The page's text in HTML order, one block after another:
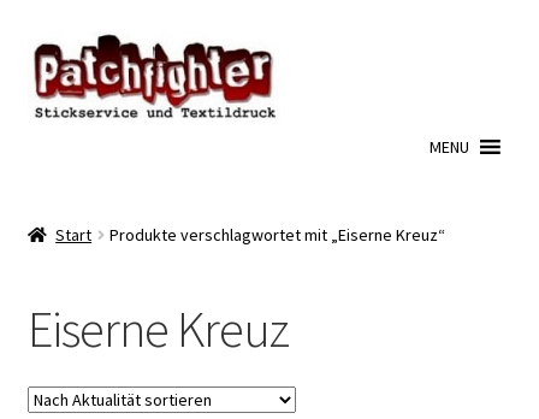
Zur
Navigation
springen
Zum
Inhalt
springen
MENU
Start Produkte verschlagwortet mit „Eiserne Kreuz“
Eiserne Kreuz